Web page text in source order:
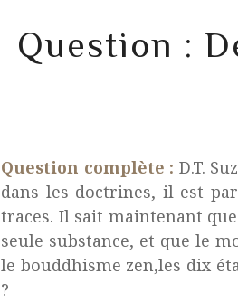
Question :
Question complète : D.T.
dans les doctrines, il est
traces. Il sait maintenant
seule substance, et que le
le bouddhisme zen,les dix
?